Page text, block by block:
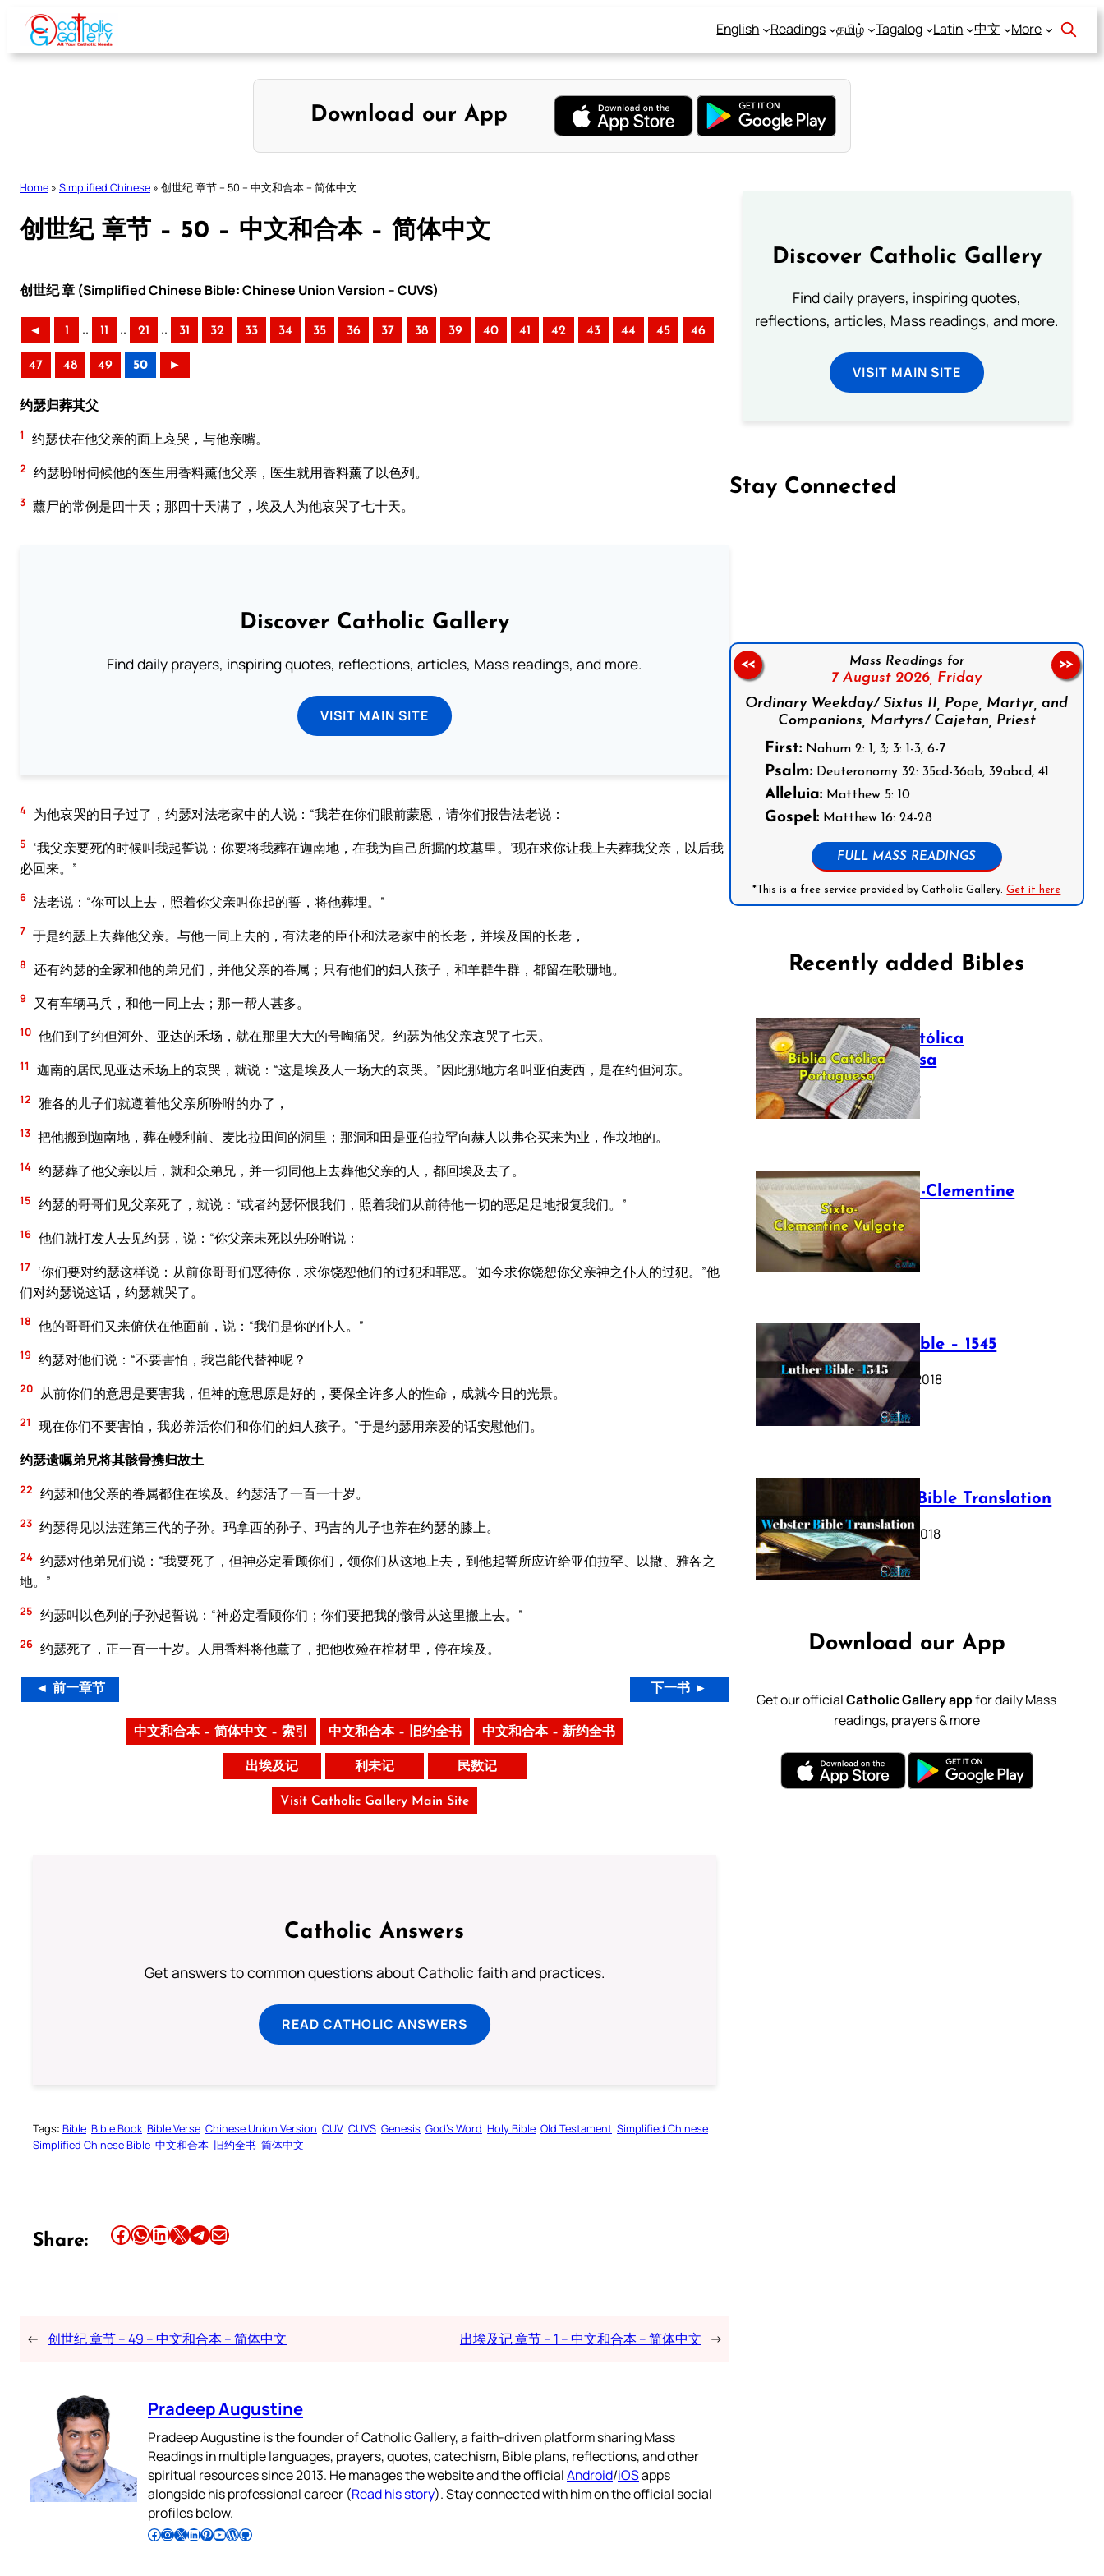
Skip
content
English Readings தமிழ் Tagalog Latin 中文 More
Download our App
Home » Simplified Chinese » 创世纪 章节 – 50 – 中文和合本 – 简体中文
创世纪 章节 – 50 – 中文和合本 – 简体中文
创世纪 章 (Simplified Chinese Bible: Chinese Union Version – CUVS)
◄ 1 .. 11 .. 21 .. 31 32 33 34 35 36 37 38 39 40 41 42 43 44 45 46
47 48 49 50 ►
约瑟归葬其父
1 约瑟伏在他父亲的面上哀哭，与他亲嘴。
2 约瑟吩咐伺候他的医生用香料薰他父亲，医生就用香料薰了以色列。
3 薰尸的常例是四十天；那四十天满了，埃及人为他哀哭了七十天。
Discover Catholic Gallery
Find daily prayers, inspiring quotes, reflections, articles, Mass readings, and more.
VISIT MAIN SITE
4 为他哀哭的日子过了，约瑟对法老家中的人说：“我若在你们眼前蒙恩，请你们报告法老说：
5
‘我父亲要死的时候叫我起誓说：你要将我葬在迦南地，在我为自己所掘的坟墓里。’现在求你让我上去葬我父亲，以后我
必回来。”
6 法老说：“你可以上去，照着你父亲叫你起的誓，将他葬埋。”
7 于是约瑟上去葬他父亲。与他一同上去的，有法老的臣仆和法老家中的长老，并埃及国的长老，
8 还有约瑟的全家和他的弟兄们，并他父亲的眷属；只有他们的妇人孩子，和羊群牛群，都留在歌珊地。
9 又有车辆马兵，和他一同上去；那一帮人甚多。
10 他们到了约但河外、亚达的禾场，就在那里大大的号啕痛哭。约瑟为他父亲哀哭了七天。
11 迦南的居民见亚达禾场上的哀哭，就说：“这是埃及人一场大的哀哭。”因此那地方名叫亚伯麦西，是在约但河东。
12 雅各的儿子们就遵着他父亲所吩咐的办了，
13 把他搬到迦南地，葬在幔利前、麦比拉田间的洞里；那洞和田是亚伯拉罕向赫人以弗仑买来为业，作坟地的。
14 约瑟葬了他父亲以后，就和众弟兄，并一切同他上去葬他父亲的人，都回埃及去了。
15 约瑟的哥哥们见父亲死了，就说：“或者约瑟怀恨我们，照着我们从前待他一切的恶足足地报复我们。”
16 他们就打发人去见约瑟，说：“你父亲未死以先吩咐说：
17 ‘你们要对约瑟这样说：从前你哥哥们恶待你，求你饶恕他们的过犯和罪恶。’如今求你饶恕你父亲神之仆人的过犯。”他
们对约瑟说这话，约瑟就哭了。
18 他的哥哥们又来俯伏在他面前，说：“我们是你的仆人。”
19 约瑟对他们说：“不要害怕，我岂能代替神呢？
20 从前你们的意思是要害我，但神的意思原是好的，要保全许多人的性命，成就今日的光景。
21
现在你们不要害怕，我必养活你们和你们的妇人孩子。”于是约瑟用亲爱的话安慰他们。
约瑟遗嘱弟兄将其骸骨携归故土
22 约瑟和他父亲的眷属都住在埃及。约瑟活了一百一十岁。
23 约瑟得见以法莲第三代的子孙。玛拿西的孙子、玛吉的儿子也养在约瑟的膝上。
24 约瑟对他弟兄们说：“我要死了，但神必定看顾你们，领你们从这地上去，到他起誓所应许给亚伯拉罕、以撒、雅各之
地。”
25 约瑟叫以色列的子孙起誓说：“神必定看顾你们；你们要把我的骸骨从这里搬上去。”
26 约瑟死了，正一百一十岁。人用香料将他薰了，把他收殓在棺材里，停在埃及。
◄ 前一章节 下一书 ►
中文和合本 – 简体中文 – 索引 中文和合本 – 旧约全书 中文和合本 – 新约全书
出埃及记 利未记 民数记
Visit Catholic Gallery Main Site
Catholic Answers
Get answers to common questions about Catholic faith and practices.
READ CATHOLIC ANSWERS
Tags: Bible Bible Book Bible Verse Chinese Union Version CUV CUVS Genesis God’s Word Holy Bible Old Testament Simplified Chinese
Simplified Chinese Bible 中文和合本 旧约全书 简体中文
Share: Share this article on Facebook Share this article on WhatsApp Share this article on LinkedIn Share this article on X Share this article on TelegramEmail this Article
← 创世纪 章节 – 49 – 中文和合本 – 简体中文 出埃及记 章节 – 1 – 中文和合本 – 简体中文 →
Pradeep Augustine
Pradeep Augustine is the founder of Catholic Gallery, a faith-driven platform sharing Mass
Readings in multiple languages, prayers, quotes, catechism, Bible plans, reflections, and other
spiritual resources since 2013. He manages the website and the officialAndroid/iOSapps
alongside his professional career (Read his story). Stay connected with him on the official social
profiles below.
Follow Pradeep on Facebook Follow Pradeep on InstagramFollow Pradeep on X Follow Pradeep on LinkedIn Follow Pradeep on Pinterest Subscribe to Pradeep’s Youtube Channel Follow Pradeep on WordPress Follow Pradeep on GitHub
Discover Catholic Gallery
Find daily prayers, inspiring quotes,
reflections, articles, Mass readings, and more.
VISIT MAIN SITE
Stay Connected
Mass Readings for
7 August 2026, Friday
Ordinary Weekday/ Sixtus II, Pope, Martyr, and
Companions, Martyrs/ Cajetan, Priest
First:Nahum 2: 1, 3; 3: 1-3, 6-7
Psalm:Deuteronomy 32: 35cd-36ab, 39abcd, 41
Alleluia:Matthew 5: 10
Gospel:Matthew 16: 24-28
FULL MASS READINGS
*This is a free service provided by Catholic Gallery.Get it here
<< >>
Recently added Bibles
Bíblia Católica
Portuguesa
July 16, 2025
The Sixto-Clementine
Vulgate
July 12, 2025
Luther Bible – 1545
October 17, 2018
Webster Bible Translation
October 11, 2018
Download our App
Get our officialCatholic Gallery appfor daily Mass
readings, prayers & more